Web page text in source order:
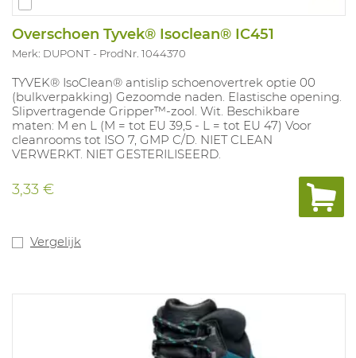
Overschoen Tyvek® Isoclean® IC451
Merk: DUPONT ProdNr. 1044370
TYVEK® IsoClean® antislip schoenovertrek optie 00
(bulkverpakking) Gezoomde naden. Elastische opening.
Slipvertragende Gripper™-zool. Wit. Beschikbare
maten: M en L (M = tot EU 39,5 - L = tot EU 47) Voor
cleanrooms tot ISO 7, GMP C/D. NIET CLEAN
VERWERKT. NIET GESTERILISEERD.
3,33 €
Vergelijk